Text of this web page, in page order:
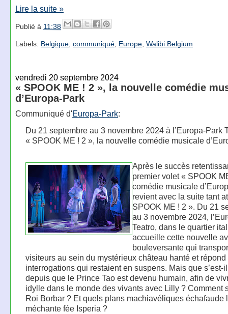
Lire la suite »
Publié à 11:38
Labels: Belgique, communiqué, Europe, Walibi Belgium
vendredi 20 septembre 2024
« SPOOK ME ! 2 », la nouvelle comédie
d’Europa-Park
Communiqué d'Europa-Park:
Du 21 septembre au 3 novembre 2024 à l’Europa-Park
« SPOOK ME ! 2 », la nouvelle comédie musicale
Après le succès
premier volet « SPOOK
comédie musicale
revient avec la suite tant
SPOOK ME ! 2 ». Du 21
au 3 novembre 2024,
Teatro, dans le quartier
accueille cette nouvelle
bouleversante qui
visiteurs au sein du mystérieux château hanté et répond
interrogations qui restaient en suspens. Mais que s’est-
depuis que le Prince Tao est devenu humain, afin de
idylle dans le monde des vivants avec Lilly ? Comment
Roi Borbar ? Et quels plans machiavéliques échafaude
méchante fée Isperia ?